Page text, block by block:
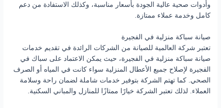
وأدوات صحية عالية الجودة بأسعار مناسبة، وكذلك الاستفادة من دعم
كامل وخدمة عملاء ممتازة.
صيانة سباكة منزلية في الفجيرة
تعتبر شركة العالمية للصيانة من الشركات الرائدة في تقديم خدمات
صيانة سباكة منزلية في الفجيرة، حيث يمكن الاعتماد على سباك في
الفجيرة لإصلاح جميع الأعطال المنزلية سواء كانت في المياه أو الصرف
الصحي. كما تهتم الشركة بتوفير خدمات شاملة لضمان راحة وسلامة
العملاء. لذلك تعتبر الشركة خيارًا ممتازًا للمنازل والمباني السكنية.